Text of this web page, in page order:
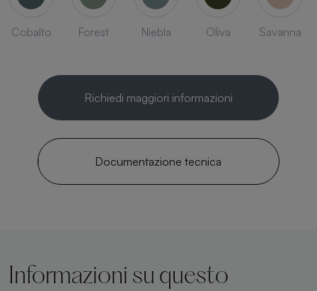
Cobalto Forest Niebla Oliva Savanna
Richiedi maggiori informazioni
Documentazione tecnica
Informazioni su questo